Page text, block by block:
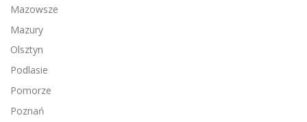
Mazowsze
Mazury
Olsztyn
Podlasie
Pomorze
Poznań